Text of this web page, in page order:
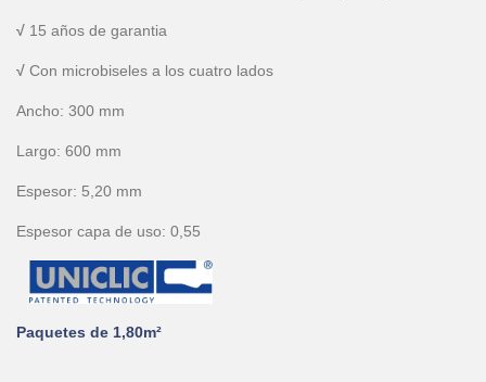
√ 15 años de garantia
√ Con microbiseles a los cuatro lados
Ancho: 300 mm
Largo: 600 mm
Espesor: 5,20 mm
Espesor capa de uso: 0,55
Paquetes de 1,80m²